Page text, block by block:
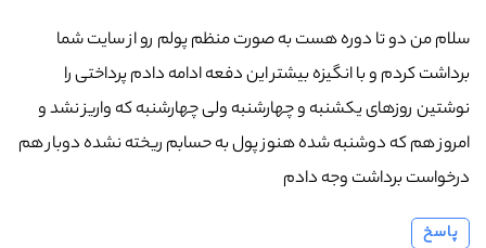
سلام من دو تا دوره هست به صورت منظم پولم رو از سایت شما
برداشت کردم و با انگیزه بیشتر این دفعه ادامه دادم پرداختی را
نوشتین روزهای یکشنبه و چهارشنبه ولی چهارشنبه که واریز نشد و
امروز هم که دوشنبه شده هنوز پول به حسابم ریخته نشده دوبار هم
درخواست برداشت وجه دادم
پاسخ